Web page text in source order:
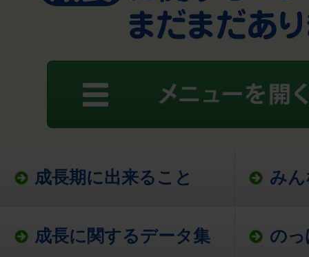
成長期に出来ること み
成長に関するデータ集 の